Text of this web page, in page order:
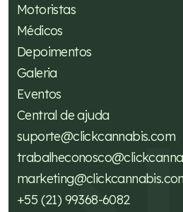
Motoristas
Médicos
Depoimentos
Galeria
Eventos
Central de ajuda
suporte@clickcannabis.com
+55 (21) 99368-6082